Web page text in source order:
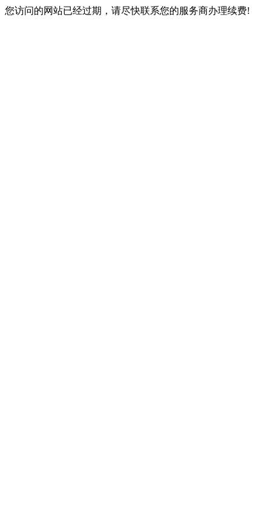
您访问的网站已经过期，请尽快联系您的服务商办理续费!